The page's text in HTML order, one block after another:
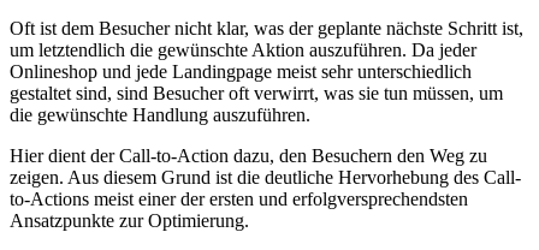
Oft ist dem Besucher nicht klar, was der geplante nächste Schritt ist,
um letztendlich die gewünschte Aktion auszuführen. Da jeder
Onlineshop und jede Landingpage meist sehr unterschiedlich
gestaltet sind, sind Besucher oft verwirrt, was sie tun müssen, um
die gewünschte Handlung auszuführen.
Hier dient der Call-to-Action dazu, den Besuchern den Weg zu
zeigen. Aus diesem Grund ist die deutliche Hervorhebung des Call-
to-Actions meist einer der ersten und erfolgversprechendsten
Ansatzpunkte zur Optimierung.